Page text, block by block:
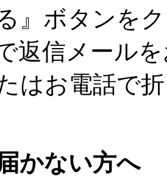
』ボタンを
返信メール
はお電話で
かない方へ